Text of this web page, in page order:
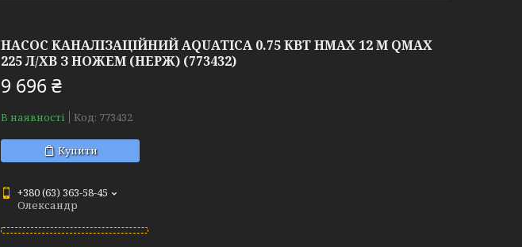
НАСОС КАНАЛІЗАЦІЙНИЙ AQUATICA 0.75 КВТ HMAX 12 М QMAX
225 Л/ХВ З НОЖЕМ (НЕРЖ) (773432)
9 696 ₴
В наявності Код: 773432
Купити
+380 (63) 363-58-45
Олександр